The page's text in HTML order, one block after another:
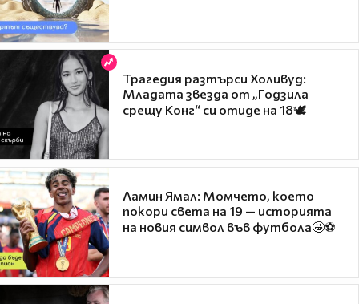
Трагедия разтърси Холивуд:
Младата звезда от „Годзила
срещу Конг“ си отиде на 18🕊️
Ламин Ямал: Момчето, което
покори света на 19 — историята
на новия символ във футбола🤩⚽